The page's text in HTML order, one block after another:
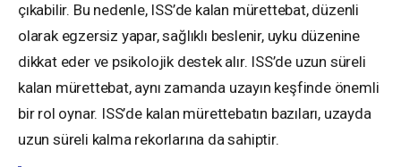
çıkabilir. Bu nedenle, ISS’de kalan mürettebat, düzenli
olarak egzersiz yapar, sağlıklı beslenir, uyku düzenine
dikkat eder ve psikolojik destek alır. ISS’de uzun süreli
kalan mürettebat, aynı zamanda uzayın keşfinde önemli
bir rol oynar. ISS’de kalan mürettebatın bazıları, uzayda
uzun süreli kalma rekorlarına da sahiptir.